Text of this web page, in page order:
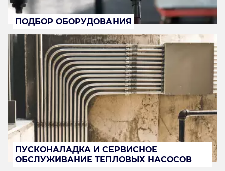
ПОДБОР ОБОРУДОВАНИЯ
ПУСКОНАЛАДКА И СЕРВИСНОЕ
ОБСЛУЖИВАНИЕ ТЕПЛОВЫХ НАСОСОВ